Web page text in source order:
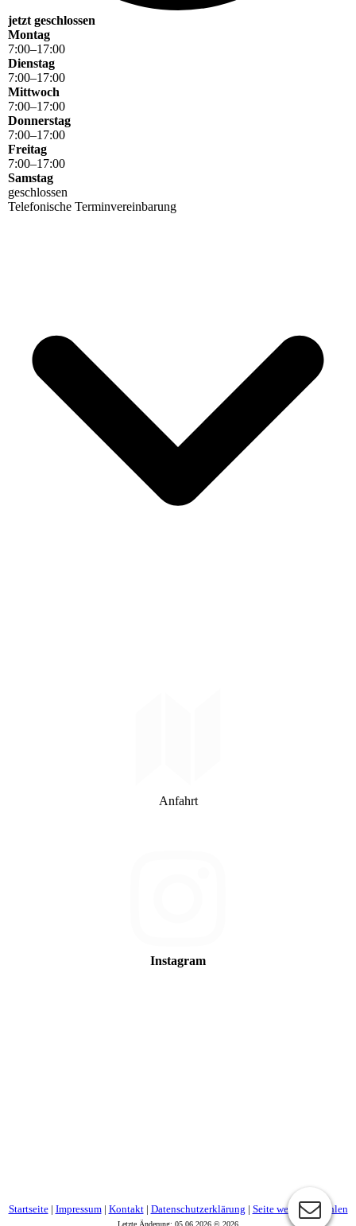
jetzt geschlossen
Montag
7:00–17:00
Dienstag
7:00–17:00
Mittwoch
7:00–17:00
Donnerstag
7:00–17:00
Freitag
7:00–17:00
Samstag
geschlossen
Telefonische Terminvereinbarung
Anfahrt
Instagram
Startseite| Impressum| Kontakt| Datenschutzerklärung | Seite weiterempfehlen